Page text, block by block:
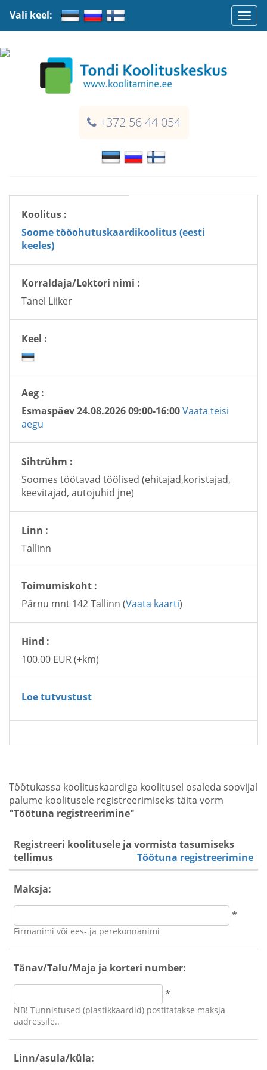
+372 56 44 054
Vali keel:
Koolitus :
Soome tööohutuskaardikoolitus (eesti
keeles)
Korraldaja/Lektori nimi :
Tanel Liiker
Keel :
Aeg :
Esmaspäev 24.08.2026 09:00-16:00Vaata teisi
aegu
Sihtrühm :
Soomes töötavad töölised (ehitajad,koristajad,
keevitajad, autojuhid jne)
Linn :
Tallinn
Toimumiskoht :
Pärnu mnt 142 Tallinn (Vaata kaarti)
Hind :
100.00 EUR (+km)
Loe tutvustust
Töötukassa koolituskaardiga koolitusel osaleda soovijal
palume koolitusele registreerimiseks täita vorm
"Töötuna registreerimine"
Registreeri koolitusele ja vormista tasumiseks
tellimus
Töötuna registreerimine
Maksja:
*
Firmanimi või ees- ja perekonnanimi
Tänav/Talu/Maja ja korteri number:
*
NB! Tunnistused (plastikkaardid) postitatakse maksja
aadressile..
Linn/asula/küla: